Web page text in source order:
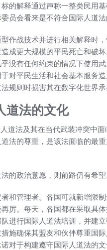
的解释通过声称一整类民用
员会看来是不符合国际人道法
作战技术并进行相关解释时
成更大规模的平民死亡和破
没有任何约束的情况下使用
对平民生活和社会基本服务
规则时损害其在数字化世界
道法的文化
道法及其在当代武装冲突中面
法的尊重，是该法面临的最
的政治意愿，则前路仍有希望
和管理者。各国可就新增限
厉。每天，各国都在采取具
进行国际人道法培训，并建
施确保其盟友和伙伴尊重国
对于构建遵守国际人道法的文